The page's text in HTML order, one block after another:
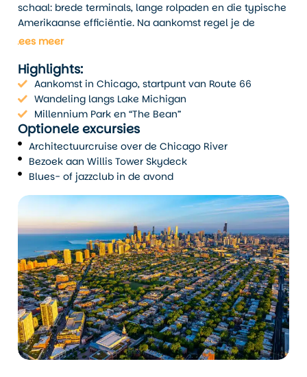
schaal: brede terminals, lange rolpaden en die typische
Amerikaanse efficiëntie. Na aankomst regel je de
formaliteiten en word je naar je hotel gebracht.
en de eerste kennismaking met de stad.
Chicago is een logische en sterke start van deze
motorrondreis. Het is overzichtelijk, maar tegelijk groots.
Langs Lake Michigan wandel je tussen hardlopers en
fietsers, met uitzicht op de skyline die bekendstaat om
haar strakke lijnen en historische wolkenkrabbers. Loop
richting Grant Park en Millennium Park, waar “The Bean”
een vaste stop is. Niet omdat het moet, maar omdat het
een goed beeld geeft van hoe Chicago zichzelf
presenteert: modern, toegankelijk en een tikkeltje
eigenwijs.
In de Loop vind je het officiële startpunt van Route 66.
Het bord is eenvoudig, maar juist daardoor betekenisvol.
Morgen begint het rijden, maar vandaag weet je al waar
deze reis om draait: onderweg zijn. Sluit de dag af in een
lokaal restaurant of bar. In Chicago krijg je zonder
moeite een stevige maaltijd geserveerd, precies wat je
nodig hebt na een lange reisdag.
Lees meer
Highlights:
Aankomst in Chicago, startpunt van Route 66
Wandeling langs Lake Michigan
Millennium Park en “The Bean”
Optionele excursies
Architectuurcruise over de Chicago River
Bezoek aan Willis Tower Skydeck
Blues- of jazzclub in de avond